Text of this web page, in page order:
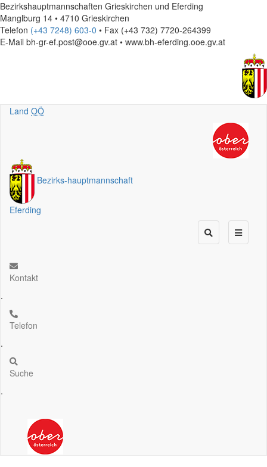
Bezirkshauptmannschaften Grieskirchen und Eferding
Manglburg 14 • 4710 Grieskirchen
Telefon (+43 7248) 603-0 • Fax (+43 732) 7720-264399
E-Mail bh-gr-ef.post@ooe.gv.at • www.bh-eferding.ooe.gv.at
Land OÖ
Bezirks-hauptmannschaft
Eferding
Kontakt
.
Telefon
.
Suche
.